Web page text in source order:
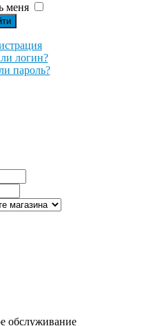
меня
логин?
пароль?
обслуживание